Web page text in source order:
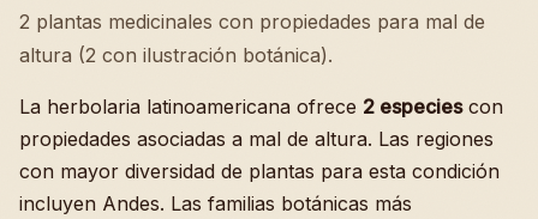
2 plantas medicinales con propiedades para mal de
altura (2 con ilustración botánica).
La herbolaria latinoamericana ofrece 2 especiescon
propiedades asociadas a mal de altura. Las regiones
con mayor diversidad de plantas para esta condición
incluyen Andes. Las familias botánicas más